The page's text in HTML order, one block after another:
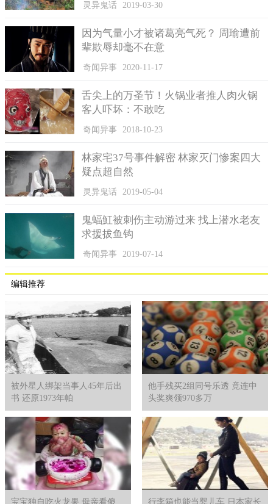
广东寻求发展。本来昨晚她是和朋友约定好到北岭打牌的，但是
不久后有朋友给她打电话，叫刘某去到不远处的KTV帮忙接几个
人，她觉得往日该朋友还是挺照顾她的，所以就想还他人情，也
可是去到那里发现大家都没玩得尽兴，后面又继续玩了六十
多分钟才散场，刘某在KTV包间里喝了不少酒。大家分别时，刘
某开车搭着几个朋友离开了，不久后就被交警拦下了。
自己的家人不在身边，为了不让亲人忧心，刘某不停地哀求
民警不要打电话给他们。她自己一个人坐在派出所里，期间一直
在唠唠叨叨的说着责备自己的话，也不停的对值班交警说很怕以
后再也不能见到她的孩子了。
等到16点时，该名女子拿到了验血报告，显示数据为
67.9mg/100mL，已经远远超过酒驾的数值了，交警依据法律法
规，对她进行罚款二千元，扣留驾照半年，记十二分。知道自己
的判决结果后，她终于松了一口气。希望刘某经历了这次酒驾，
能汲取教训，以后别再犯这种错误了。
灵异鬼话 2019-03-30
因为气量小才被诸葛亮气死？ 周瑜遭前
辈欺辱却毫不在意
奇闻异事 2020-11-17
舌尖上的万圣节！火锅业者推人肉火锅
客人吓坏：不敢吃
奇闻异事 2018-10-23
林家宅37号事件解密 林家灭门惨案四大
疑点超自然
灵异鬼话 2019-05-04
鬼蝠魟被刺伤主动游过来 找上潜水老友
求援拔鱼钩
奇闻异事 2019-07-14
编辑推荐
被外星人绑架当事人45年后出
书 还原1973年帕
他手残买2组同号乐透 竟连中
头奖爽领970多万
宝宝独自吃火龙果 母亲看傻 行李箱也能当婴儿车 日本家长